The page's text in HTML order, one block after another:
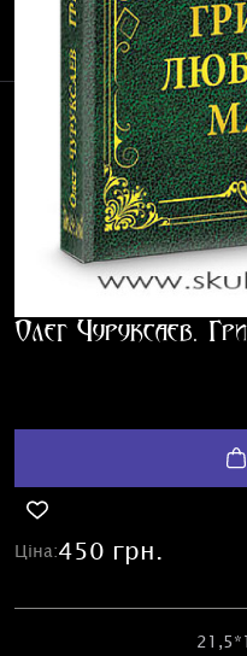
Олег Чуруксаєв.
Ціна:450 грн.